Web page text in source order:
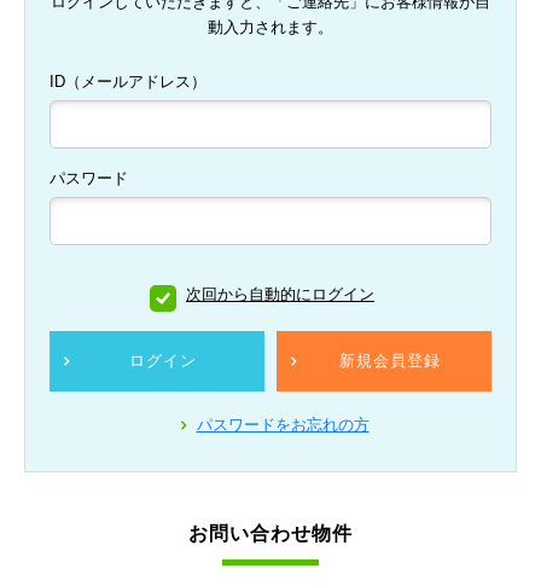
動入力されます。
ID（メールアドレス）
パスワード
次回から自動的にログイン
ログイン 新規会員登録
パスワードをお忘れの方
お問い合わせ物件